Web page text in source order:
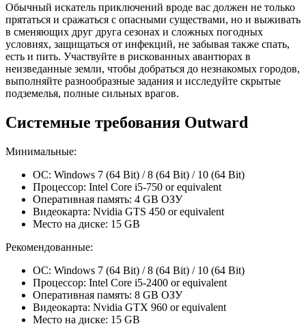
Обычный искатель приключений вроде вас должен не только
прятаться и сражаться с опасными существами, но и выживать
в сменяющих друг друга сезонах и сложных погодных
условиях, защищаться от инфекций, не забывая также спать,
есть и пить. Участвуйте в рискованных авантюрах в
неизведанные земли, чтобы добраться до незнакомых городов,
выполняйте разнообразные задания и исследуйте скрытые
подземелья, полные сильных врагов.
Системные требования Outward
Минимальные:
ОС: Windows 7 (64 Bit) / 8 (64 Bit) / 10 (64 Bit)
Процессор: Intel Core i5-750 or equivalent
Оперативная память: 4 GB ОЗУ
Видеокарта: Nvidia GTS 450 or equivalent
Место на диске: 15 GB
Рекомендованные:
ОС: Windows 7 (64 Bit) / 8 (64 Bit) / 10 (64 Bit)
Процессор: Intel Core i5-2400 or equivalent
Оперативная память: 8 GB ОЗУ
Видеокарта: Nvidia GTX 960 or equivalent
Место на диске: 15 GB